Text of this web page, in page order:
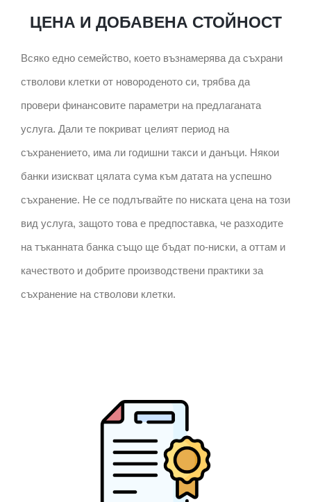
ЦЕНА И ДОБАВЕНА СТОЙНОСТ
Всяко едно семейство, което възнамерява да съхрани
стволови клетки от новороденото си, трябва да
провери финансовите параметри на предлаганата
услуга. Дали те покриват целият период на
съхранението, има ли годишни такси и данъци. Някои
банки изискват цялата сума към датата на успешно
съхранение. Не се подлъгвайте по ниската цена на този
вид услуга, защото това е предпоставка, че разходите
на тъканната банка също ще бъдат по-ниски, а оттам и
качеството и добрите производствени практики за
съхранение на стволови клетки.